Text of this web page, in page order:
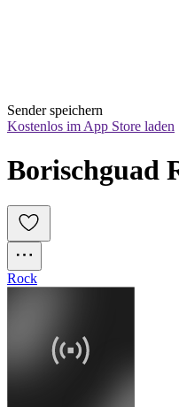
Sender speichern
Kostenlos im App Store laden
Borischguad
Rock